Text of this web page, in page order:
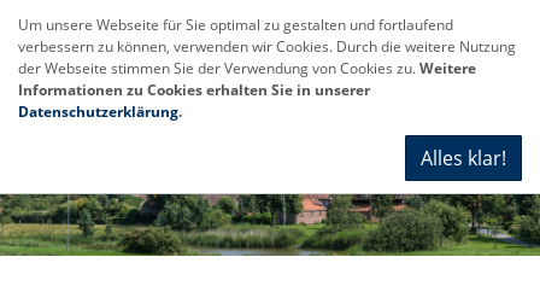
Um unsere Webseite für Sie optimal zu gestalten und fortlaufend
verbessern zu können, verwenden wir Cookies. Durch die weitere Nutzung
der Webseite stimmen Sie der Verwendung von Cookies zu.Weitere
Informationen zu Cookies erhalten Sie in unserer
Datenschutzerklärung.
Alles klar!